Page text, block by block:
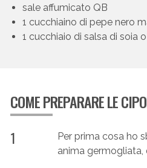
sale affumicato QB
1 cucchiaino di pepe nero
1 cucchiaio di salsa di soia
COME PREPARARE LE
1
Per prima cosa ho
anima germogliata,